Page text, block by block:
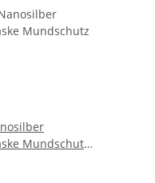
Mundschutz